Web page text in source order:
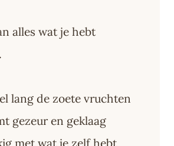
alles wat je hebt
lang de zoete vruchten
gezeur en geklaag
met wat je zelf hebt